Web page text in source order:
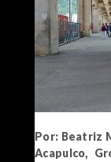
Por: Beatriz
Acapulco,